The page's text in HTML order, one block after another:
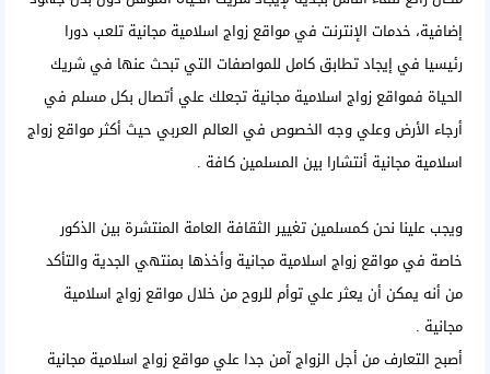
إضافية، خدمات الإنترنت في مواقع زواج اسلامية مجانية تلعب دورا
رئيسيا في إيجاد تطابق كامل للمواصفات التي تبحث عنها في شريك
الحياة فمواقع زواج اسلامية مجانية تجعلك علي أتصال بكل مسلم في
أرجاء الأرض وعلي وجه الخصوص في العالم العربي حيث أكثر مواقع زواج
اسلامية مجانية أنتشارا بين المسلمين كافة .
ويجب علينا نحن كمسلمين تغيير الثقافة العامة المنتشرة بين الذكور
خاصة في مواقع زواج اسلامية مجانية وأخذها بمنتهي الجدية والتأكد
من أنه يمكن أن يعثر علي توأم للروح من خلال مواقع زواج اسلامية
مجانية .
أصبح التعارف من أجل الزواج آمن جدا علي مواقع زواج اسلامية مجانية